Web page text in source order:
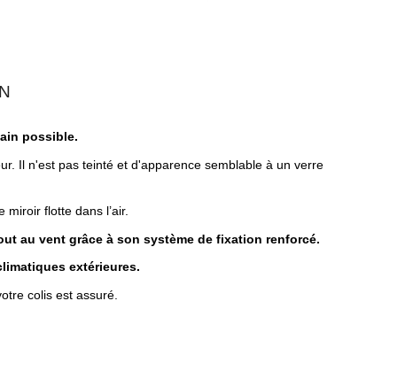
possible.
Il n'est pas teinté et d'apparence semblable à un verre
flotte dans l’air.
au vent grâce à son système de fixation renforcé.
extérieures.
colis est assuré.